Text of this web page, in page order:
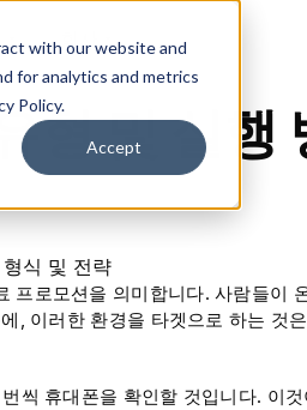
with our website and
for analytics and metrics
Policy.
Accept
형 및 실행
프로모션을 의미합니다. 사람들이
, 이러한 환경을 타겟으로 하는 것
씩 휴대폰을 확인할 것입니다. 이